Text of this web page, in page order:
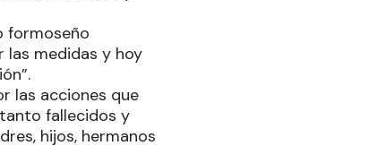
formoseño
medidas y hoy
las acciones que
fallecidos y
hijos, hermanos